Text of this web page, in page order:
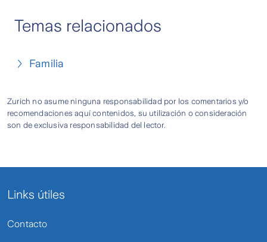
Temas relacionados
Familia
Zurich no asume ninguna responsabilidad por los comentarios y/o
recomendaciones aquí contenidos, su utilización o consideración
son de exclusiva responsabilidad del lector.
Links útiles
Contacto